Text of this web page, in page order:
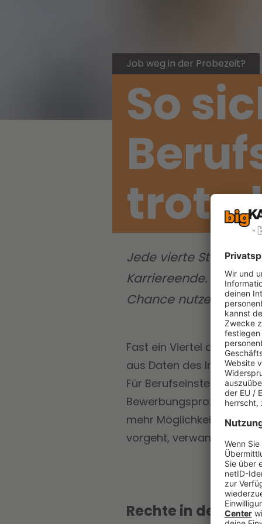
Job weg in der Probezeit?
So
Jede vierte Stelle
Karriereende. Wer
Chance nutzen.
Fast ein Viertel aller
aus Daten des Instituts
Für Berufseinsteiger ist
Bewerbungsprozessen
mehr Möglichkeiten, als
vorgeht, verwandelt eine
Rechte in der